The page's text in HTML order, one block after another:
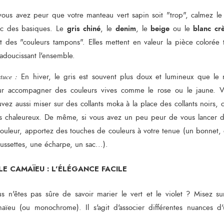
avez peur que votre manteau vert sapin soit "trop", calmez
des basiques. Le gris chiné, le denim, le beige ou le blanc
des "couleurs tampons". Elles mettent en valeur la pièce colorée
l'ensemble.
: En hiver, le gris est souvent plus doux et lumineux que le
accompagner des couleurs vives comme le rose ou le jaune.
aussi miser sur des collants moka à la place des collants noirs,
chaleureux. De même, si vous avez un peu peur de vous lancer
apportez des touches de couleurs à votre tenue (un bonnet,
une écharpe, un sac...).
CAMAÏEU : L'ÉLÉGANCE FACILE
n'êtes pas sûre de savoir marier le vert et le violet ? Misez
(ou monochrome). Il s'agit d'associer différentes nuances